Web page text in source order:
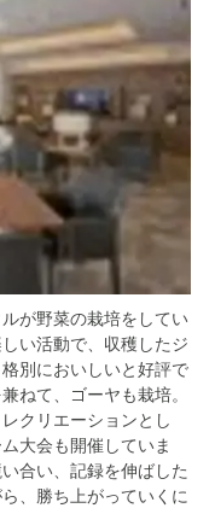
が野菜の栽培をしてい
い活動で、収穫したジ
別においしいと好評で
ねて、ゴーヤも栽培。
クリエーションとし
大会も開催していま
合い、記録を伸ばした
、勝ち上がっていくに